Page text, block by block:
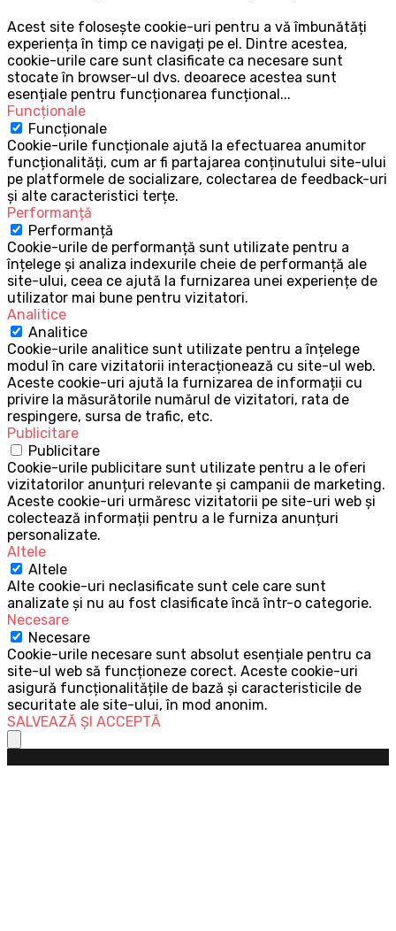
Acest site folosește cookie-uri pentru a vă îmbunătăți
experiența în timp ce navigați pe el. Dintre acestea,
cookie-urile care sunt clasificate ca necesare sunt
stocate în browser-ul dvs. deoarece acestea sunt
esențiale pentru funcționarea funcțional...
Funcționale
Funcționale
Cookie-urile funcționale ajută la efectuarea anumitor
funcționalități, cum ar fi partajarea conținutului site-ului
pe platformele de socializare, colectarea de feedback-uri
și alte caracteristici terțe.
Performanță
Performanță
Cookie-urile de performanță sunt utilizate pentru a
înțelege și analiza indexurile cheie de performanță ale
site-ului, ceea ce ajută la furnizarea unei experiențe de
utilizator mai bune pentru vizitatori.
Analitice
Analitice
Cookie-urile analitice sunt utilizate pentru a înțelege
modul în care vizitatorii interacționează cu site-ul web.
Aceste cookie-uri ajută la furnizarea de informații cu
privire la măsurătorile numărul de vizitatori, rata de
respingere, sursa de trafic, etc.
Publicitare
Publicitare
Cookie-urile publicitare sunt utilizate pentru a le oferi
vizitatorilor anunțuri relevante și campanii de marketing.
Aceste cookie-uri urmăresc vizitatorii pe site-uri web și
colectează informații pentru a le furniza anunțuri
personalizate.
Altele
Altele
Alte cookie-uri neclasificate sunt cele care sunt
analizate și nu au fost clasificate încă într-o categorie.
Necesare
Necesare
Cookie-urile necesare sunt absolut esențiale pentru ca
site-ul web să funcționeze corect. Aceste cookie-uri
asigură funcționalitățile de bază și caracteristicile de
securitate ale site-ului, în mod anonim.
SALVEAZĂ ȘI ACCEPTĂ